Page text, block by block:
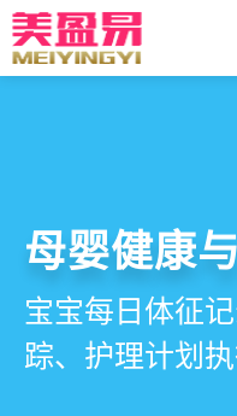
智慧月子
一站式解决月
餐饮、会员、
理
母婴健康
宝宝每日体征
踪、护理计划
房态与预
在线选房、预
源调度，提升
会员营销
会员积分、套
户关怀，提升